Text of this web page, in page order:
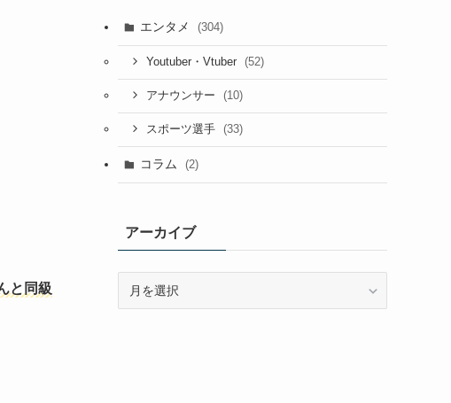
と同級
エンタメ (304)
Youtuber・Vtuber (52)
アナウンサー (10)
スポーツ選手 (33)
コラム (2)
アーカイブ